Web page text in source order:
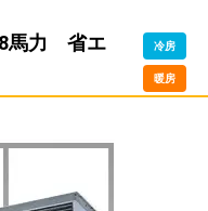
馬力 省エ
冷房
暖房